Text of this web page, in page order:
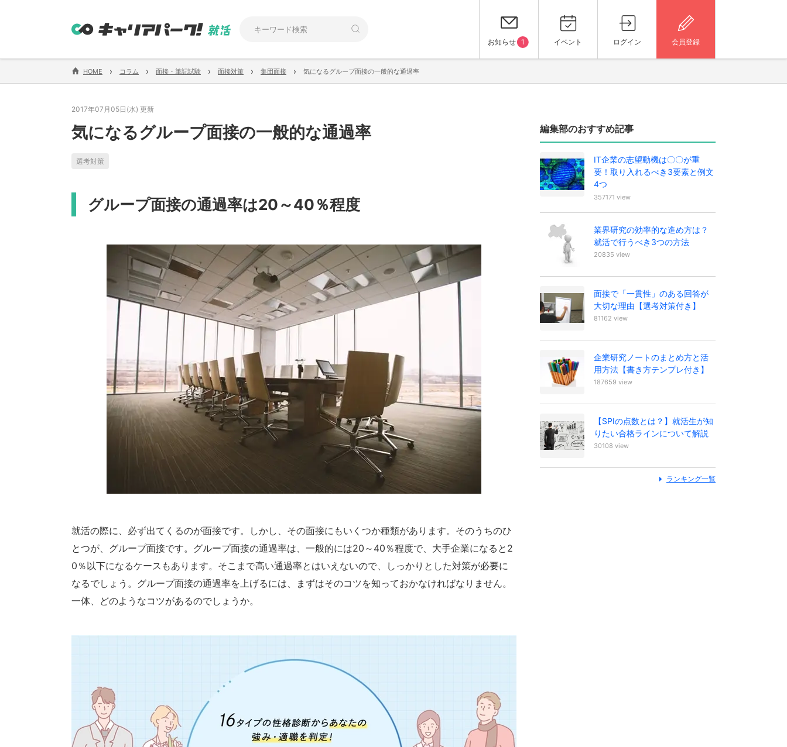
お知らせ 1 イベント ログイン 会員登録
HOME › コラム › 面接・筆記試験 › 面接対策 › 集団面接 › 気になるグループ面接の一般的な通過率
2017年07月05日(水) 更新
気になるグループ面接の一般的な通過率
選考対策
グループ面接の通過率は20～40％程度
就活の際に、必ず出てくるのが面接です。しかし、その面接にもいくつか種類があります。そのうちのひ
とつが、グループ面接です。グループ面接の通過率は、一般的には20～40％程度で、大手企業になると2
0％以下になるケースもあります。そこまで高い通過率とはいえないので、しっかりとした対策が必要に
なるでしょう。グループ面接の通過率を上げるには、まずはそのコツを知っておかなければなりません。
一体、どのようなコツがあるのでしょうか。
編集部のおすすめ記事
IT企業の志望動機は〇〇が重
要！取り入れるべき3要素と例文
4つ
357171 view
業界研究の効率的な進め方は？
就活で行うべき3つの方法
20835 view
面接で「一貫性」のある回答が
大切な理由【選考対策付き】
81162 view
企業研究ノートのまとめ方と活
用方法【書き方テンプレ付き】
187659 view
【SPIの点数とは？】就活生が知
りたい合格ラインについて解説
30108 view
ランキング一覧